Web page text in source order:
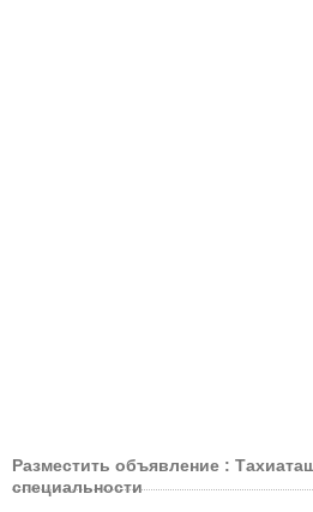
Разместить объявление :
специальности